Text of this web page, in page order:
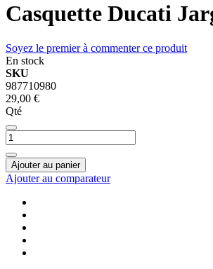
Casquette Ducati
Soyez le premier à commenter ce produit
En stock
SKU
987710980
29,00 €
Qté
Ajouter au panier
Ajouter au comparateur